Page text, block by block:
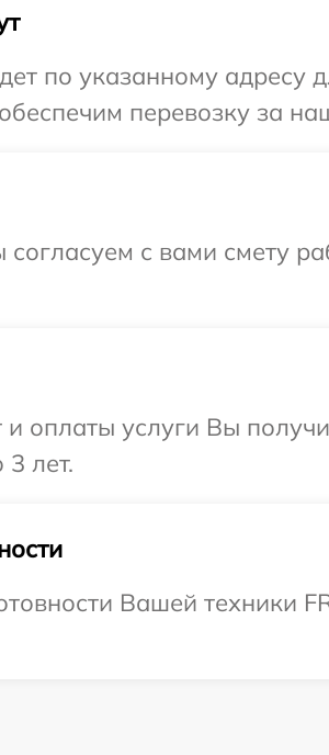
по указанному адресу
перевозку за
с вами смету
оплаты услуги Вы
лет.
Вашей техники